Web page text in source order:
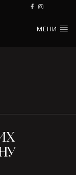
МЕНИ